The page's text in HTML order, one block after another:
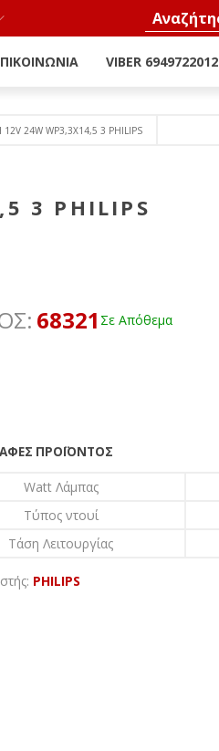
VIBER 6949722012
12V 24W WP3,3X14,5 3 PHILIPS
3 PHILIPS
68321 Σε Απόθεμα
ΠΡΟΪΌΝΤΟΣ
Watt Λάμπας
Τύπος ντουί
Τάση Λειτουργίας
PHILIPS